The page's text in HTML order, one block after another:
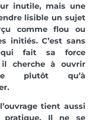
inutile, mais une
lisible un sujet
comme flou ou
initiés. C’est sans
fait sa force
cherche à ouvrir
plutôt qu’à
tient aussi
pratique. Il ne se